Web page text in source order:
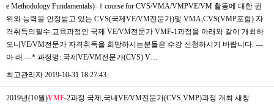
e Methodology Fundamentals)-Ⅰcourse for CVS/VMA/VMPVE/VM 활동에 대한 권
위와 능력을 인정받고 있는 CVS(국제VE/VM전문가)및 VMA,CVS(VMP포함) 자
격취득의필수 교육과정인 국제 VE/VM전문가 VMF-1과정을 아래와 같이 개최하
오니VE/VM전문가 자격취득을 희망하시는분들은 수강 신청하시기 바랍니다. ---
아 래 ---* 과정명: 국제VE/VM전문가(CVS) V…
최고관리자 2019-10-31 18:27:43
2019년(10월)VMF-2과정 국제,국내VE/VM전문가(CVS,VMP)과정 개최 새창